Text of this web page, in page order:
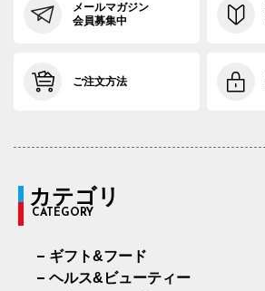
メールマガジン
会員募集中
ご注文方法
カテゴリ
CATEGORY
ギフト&フード
ヘルス&ビューティー